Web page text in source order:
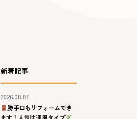
新着記事
2026.08.07
勝手口もリフォームでき
ます！人気は通風タイプ